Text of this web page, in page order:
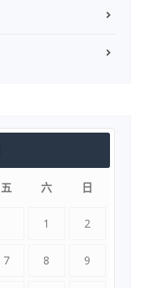
五 六 日
1 2
7 8 9